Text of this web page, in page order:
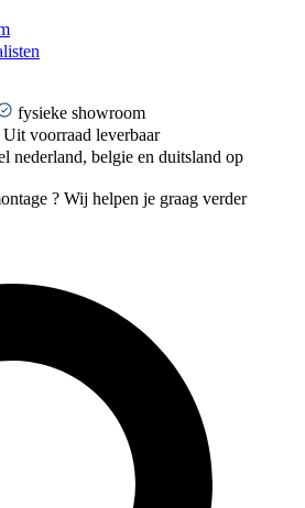
fysieke showroom
Uit voorraad leverbaar
nederland, belgie en duitsland op
? Wij helpen je graag verder